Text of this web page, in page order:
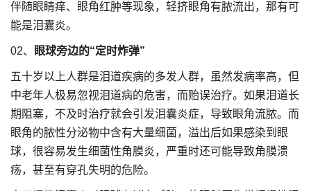
伴随眼睛痒、眼角红肿等现象，轻挤眼角有脓流出，那有可
能是泪囊炎。
02、 眼球旁边的“定时炸弹”
五十岁以上人群是泪道疾病的多发人群，虽然发病率高，但
中老年人极易忽视泪道病的危害，而贻误治疗。如果泪道长
期阻塞，不及时治疗就会引发泪囊炎症，导致眼角流脓。而
眼角的脓性分泌物中含有大量细菌，溢出后如果感染到眼
球，很容易发生细菌性角膜炎，严重时还可能导致角膜溃
疡，甚至有穿孔失明的危险。